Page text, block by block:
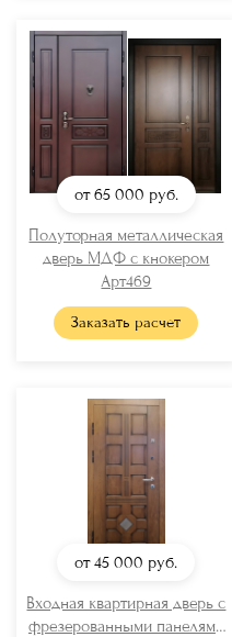
от 65 000 руб.
Полуторная металлическая
дверь МДФ с кнокером
Арт469
Заказать расчет
от 45 000 руб.
Входная квартирная дверь с
фрезерованными панелями